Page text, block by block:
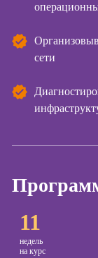
сети
11
недель
на курс